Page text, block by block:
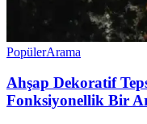
PopülerArama
Ahşap Dekoratif
Fonksiyonellik Bir